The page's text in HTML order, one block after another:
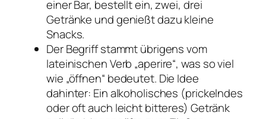
einer Bar, bestellt ein, zwei, drei
Getränke und genießt dazu kleine
Snacks.
Der Begriff stammt übrigens vom
lateinischen Verb „aperire“, was so viel
wie „öffnen“ bedeutet. Die Idee
dahinter: Ein alkoholisches (prickelndes
oder oft auch leicht bitteres) Getränk